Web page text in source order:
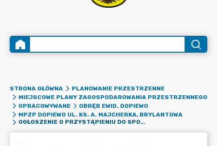
STRONA GŁÓWNA
PLANOWANIE PRZESTRZENNE
MIEJSCOWE PLANY ZAGOSPODAROWANIA PRZESTRZENNEGO
OPRACOWYWANE
OBRĘB EWID. DOPIEWO
MPZP DOPIEWO UL. KS. A. MAJCHERKA, BRYLANTOWA
OGŁOSZENIE O PRZYSTĄPIENIU DO SPORZĄDZENIA MIEJSCOWEGO PLANU ZAGOSPODAROWANIA PRZESTRZENNEGO TERENU W MIEJSCOWOŚCI DOPIEWO, W REJONIE ULIC KS. A. MAJCHERKA I BRYLANTOWEJ, GMINA DOPIEWO